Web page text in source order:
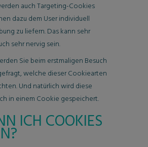
auch Targeting-Cookies
dazu dem User individuell
zu liefern. Das kann sehr
sehr nervig sein.
Sie beim erstmaligen Besuch
welche dieser Cookiearten
Und natürlich wird diese
in einem Cookie gespeichert.
ICH COOKIES